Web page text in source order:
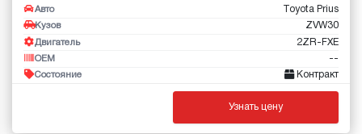
Авто Toyota Prius
Кузов ZVW30
Двигатель 2ZR-FXE
OEM --
Состояние Контракт
Узнать цену